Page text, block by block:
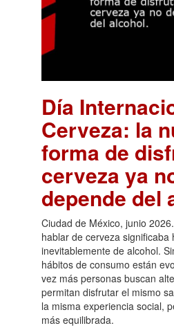
Día
Cerveza: la
forma de
cerveza ya
depende del
Ciudad de México, junio
hablar de cerveza significaba
inevitablemente de alcohol.
hábitos de consumo están
vez más personas buscan
permitan disfrutar el mismo
la misma experiencia social,
más equilibrada.